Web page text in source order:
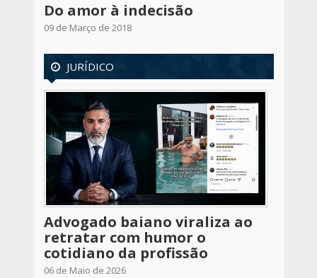
Do amor à indecisão
09 de Março de 2018
JURÍDICO
Advogado baiano viraliza ao
retratar com humor o
cotidiano da profissão
06 de Maio de 2026